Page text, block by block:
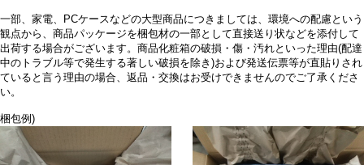
一部、家電、PCケースなどの大型商品につきましては、環境への配慮という
観点から、商品パッケージを梱包材の一部として直接送り状などを添付して
出荷する場合がございます。商品化粧箱の破損・傷・汚れといった理由(配達
中のトラブル等で発生する著しい破損を除き)および発送伝票等が直貼りされ
ていると言う理由の場合、返品・交換はお受けできませんのでご了承くださ
い。
梱包例)